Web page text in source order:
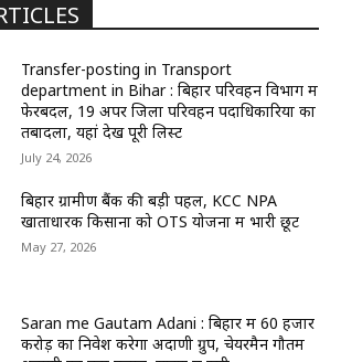
Transfer-posting in Transport
department in Bihar : बिहार परिवहन विभाग में
फेरबदल, 19 अपर जिला परिवहन पदाधिकारियों का
तबादला, यहां देखें पूरी लिस्ट
July 24, 2026
बिहार ग्रामीण बैंक की बड़ी पहल, KCC NPA
खाताधारक किसानों को OTS योजना में भारी छूट
May 27, 2026
Saran me Gautam Adani : बिहार में 60 हजार
करोड़ का निवेश करेगा अदाणी ग्रुप, चेयरमैन गौतम